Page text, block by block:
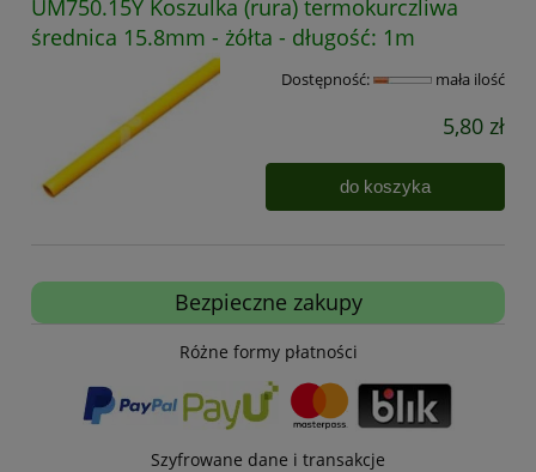
UM750.15Y Koszulka (rura) termokurczliwa
średnica 15.8mm - żółta - długość: 1m
Dostępność: mała ilość
5,80 zł
do koszyka
Bezpieczne zakupy
Różne formy płatności
Szyfrowane dane i transakcje